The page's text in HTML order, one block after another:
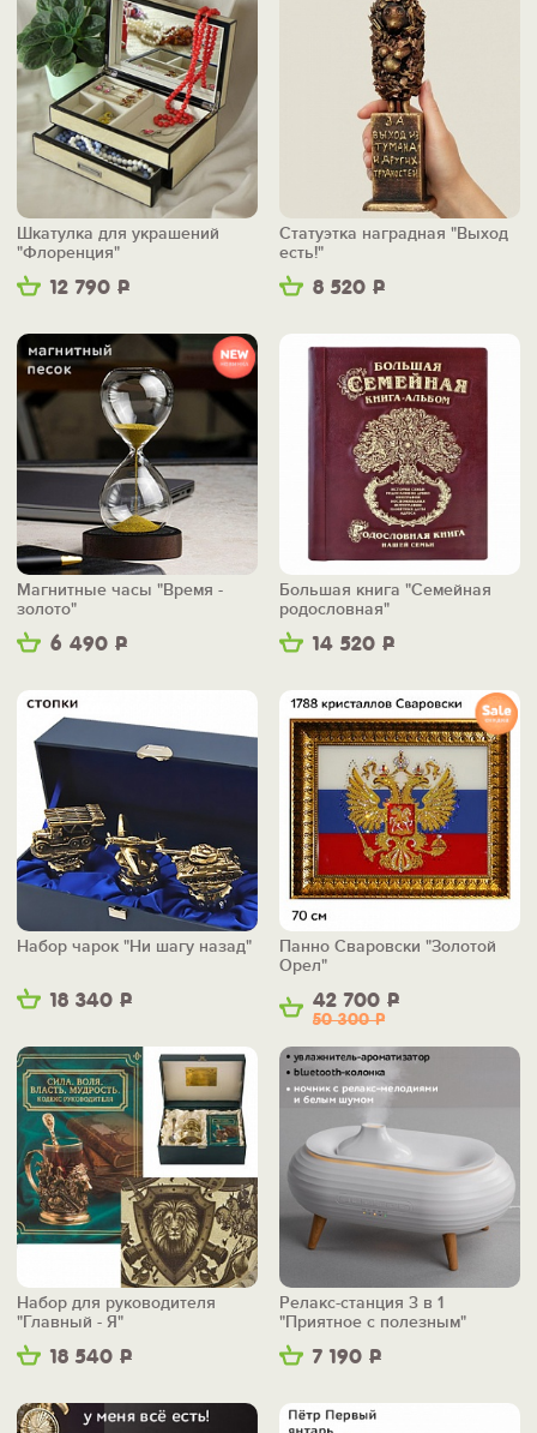
12 790 Р
Шкатулка для украшений
"Флоренция"
8 520 Р
Статуэтка наградная "Выход
есть!"
6 490 Р
Магнитные часы "Время -
золото"
14 520 Р
Большая книга "Семейная
родословная"
18 340 Р
Набор чарок "Ни шагу назад"
42 700 Р
50 300Р
Панно Сваровски "Золотой
Орел"
18 540 Р
Набор для руководителя
"Главный - Я"
7 190 Р
Релакс-станция 3 в 1
"Приятное с полезным"